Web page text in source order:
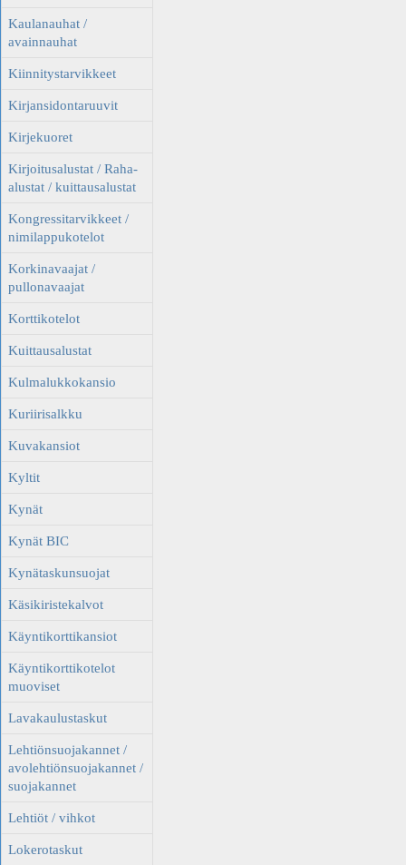
Kaulanauhat /
avainnauhat
Kiinnitystarvikkeet
Kirjansidontaruuvit
Kirjekuoret
Kirjoitusalustat / Raha-
alustat / kuittausalustat
Kongressitarvikkeet /
nimilappukotelot
Korkinavaajat /
pullonavaajat
Korttikotelot
Kuittausalustat
Kulmalukkokansio
Kuriirisalkku
Kuvakansiot
Kyltit
Kynät
Kynät BIC
Kynätaskunsuojat
Käsikiristekalvot
Käyntikorttikansiot
Käyntikorttikotelot
muoviset
Lavakaulustaskut
Lehtiönsuojakannet /
avolehtiönsuojakannet /
suojakannet
Lehtiöt / vihkot
Lokerotaskut